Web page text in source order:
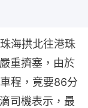
海拱北往港珠
重擠塞，由於
程，竟要86分
司機表示，最